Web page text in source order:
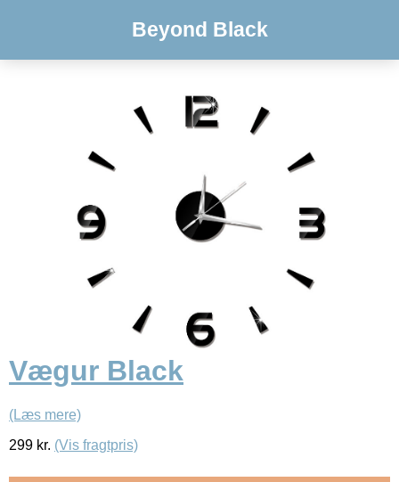
Beyond Black
Vægur Black
(Læs mere)
299 kr. (Vis fragtpris)